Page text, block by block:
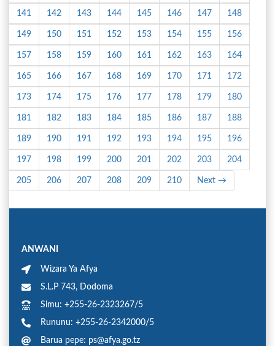
141 142 143 144 145 146 147 148
149 150 151 152 153 154 155 156
157 158 159 160 161 162 163 164
165 166 167 168 169 170 171 172
173 174 175 176 177 178 179 180
181 182 183 184 185 186 187 188
189 190 191 192 193 194 195 196
197 198 199 200 201 202 203 204
205 206 207 208 209 210 Next →
ANWANI
Wizara Ya Afya
S.L.P 743, Dodoma
Simu: +255-26-2323267/5
Rununu: +255-26-2342000/5
Barua pepe: ps@afya.go.tz